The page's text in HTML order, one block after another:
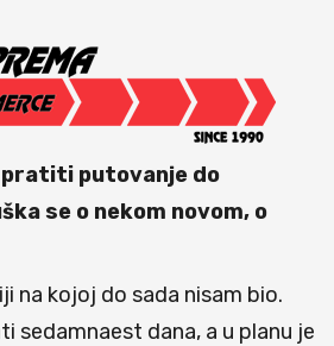
pratiti putovanje do
se o nekom novom, o
na kojoj do sada nisam bio.
sedamnaest dana, a u planu je